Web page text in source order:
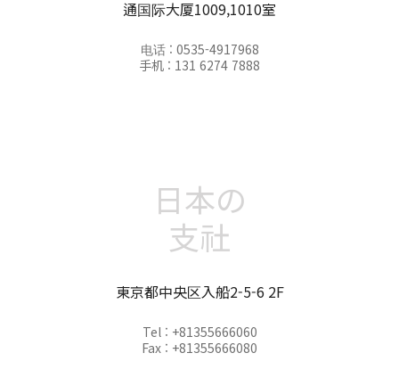
通国际大厦1009,1010室
电话 : 0535-4917968
手机 : 131 6274 7888
日本の
支社
東京都中央区入船2-5-6 2F
Tel : +81355666060
Fax : +81355666080